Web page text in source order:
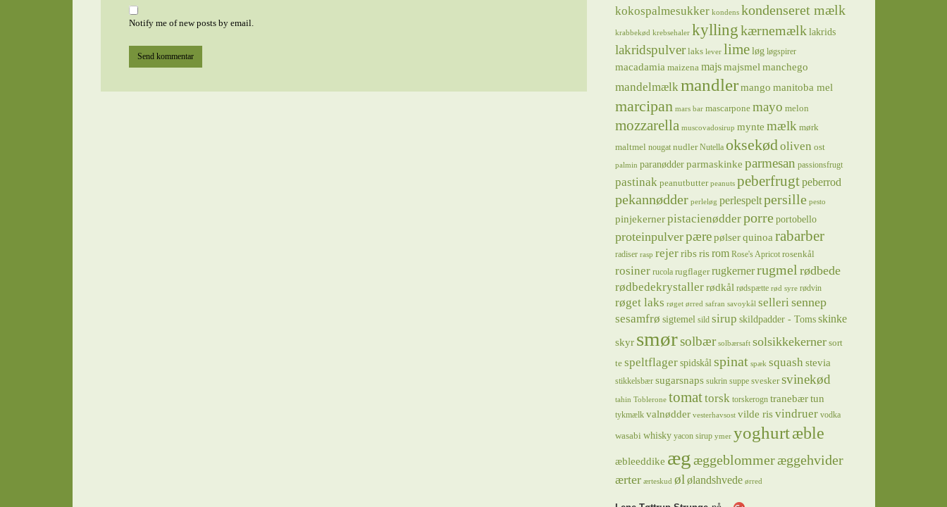
Notify me of new posts by email.
kokospalmesukker kondens kondenseret mælk
krabbekød krebsehaler kyllingkærnemælk lakrids
lakridspulver laks lever lime løg løgspirer
macadamia maizena majs majsmel manchego
mandelmælkmandler mango manitoba mel
marcipan mars bar mascarpone mayo melon
mozzarella muscovadosirup mynte mælk mørk
maltmel nougat nudler Nutella oksekødoliven ost
palmin paranødder parmaskinke parmesan passionsfrugt
pastinak peanutbutter peanuts peberfrugtpeberrod
pekannødder perleløg perlespelt persille pesto
pinjekerner pistacienødderporre portobello
proteinpulverpære pølser quinoa rabarber
radiser rasp rejer ribs ris rom Rose's Apricot rosenkål
rosiner rucola rugflager rugkernerrugmel rødbede
rødbedekrystaller rødkål rødspætte rød syre rødvin
røget laks røget ørred safran savoykål sellerisennep
sesamfrø sigtemel sild sirup skildpadder - Toms skinke
skyr smørsolbær solbærsaft solsikkekerner sort
te speltflager spidskål spinat spæk squash stevia
stikkelsbær sugarsnaps sukrin suppe svesker svinekød
tahin Toblerone tomattorsk torskerogn tranebær tun
tykmælk valnødder vesterhavsost vilde ris vindruer vodka
wasabi whisky yacon sirup ymer yoghurtæble
æbleeddike æg æggeblommeræggehvider
ærter ærteskud øl ølandshvede ørred